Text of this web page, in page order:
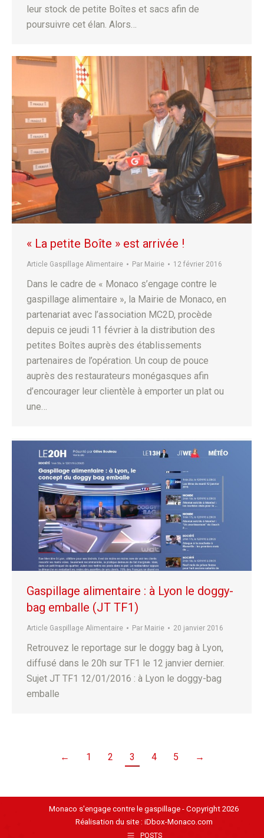
leur stock de petite Boîtes et sacs afin de
poursuivre cet élan. Alors…
« La petite Boîte » est arrivée !
Article Gaspillage Alimentaire Par Mairie 12 février 2016
Dans le cadre de « Monaco s’engage contre le
gaspillage alimentaire », la Mairie de Monaco, en
partenariat avec l’association MC2D, procède
depuis ce jeudi 11 février à la distribution des
petites Boîtes auprès des établissements
partenaires de l’opération. Un coup de pouce
auprès des restaurateurs monégasques afin
d’encourager leur clientèle à emporter un plat ou
une…
Gaspillage alimentaire : à Lyon le doggy-
bag emballe (JT TF1)
Article Gaspillage Alimentaire Par Mairie 20 janvier 2016
Retrouvez le reportage sur le doggy bag à Lyon,
diffusé dans le 20h sur TF1 le 12 janvier dernier.
Sujet JT TF1 12/01/2016 : à Lyon le doggy-bag
emballe
← 1 2 3 4 5 →
Monaco s'engage contre le gaspillage - Copyright 2026
Réalisation du site : iDbox-Monaco.com
POSTS